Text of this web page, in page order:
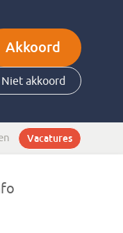
Akkoord
Niet akkoord
Vacatures